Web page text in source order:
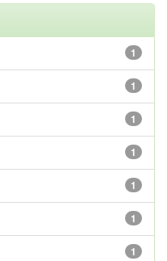
1
1
1
1
1
1
1